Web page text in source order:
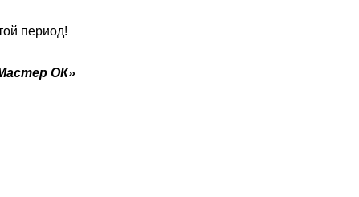
период!
ОК»